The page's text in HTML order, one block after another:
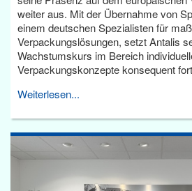
weiter aus. Mit der Übernahme von
einem deutschen Spezialisten für
Verpackungslösungen, setzt Antalis
Wachstumskurs im Bereich
Verpackungskonzepte konsequent
Weiterlesen...